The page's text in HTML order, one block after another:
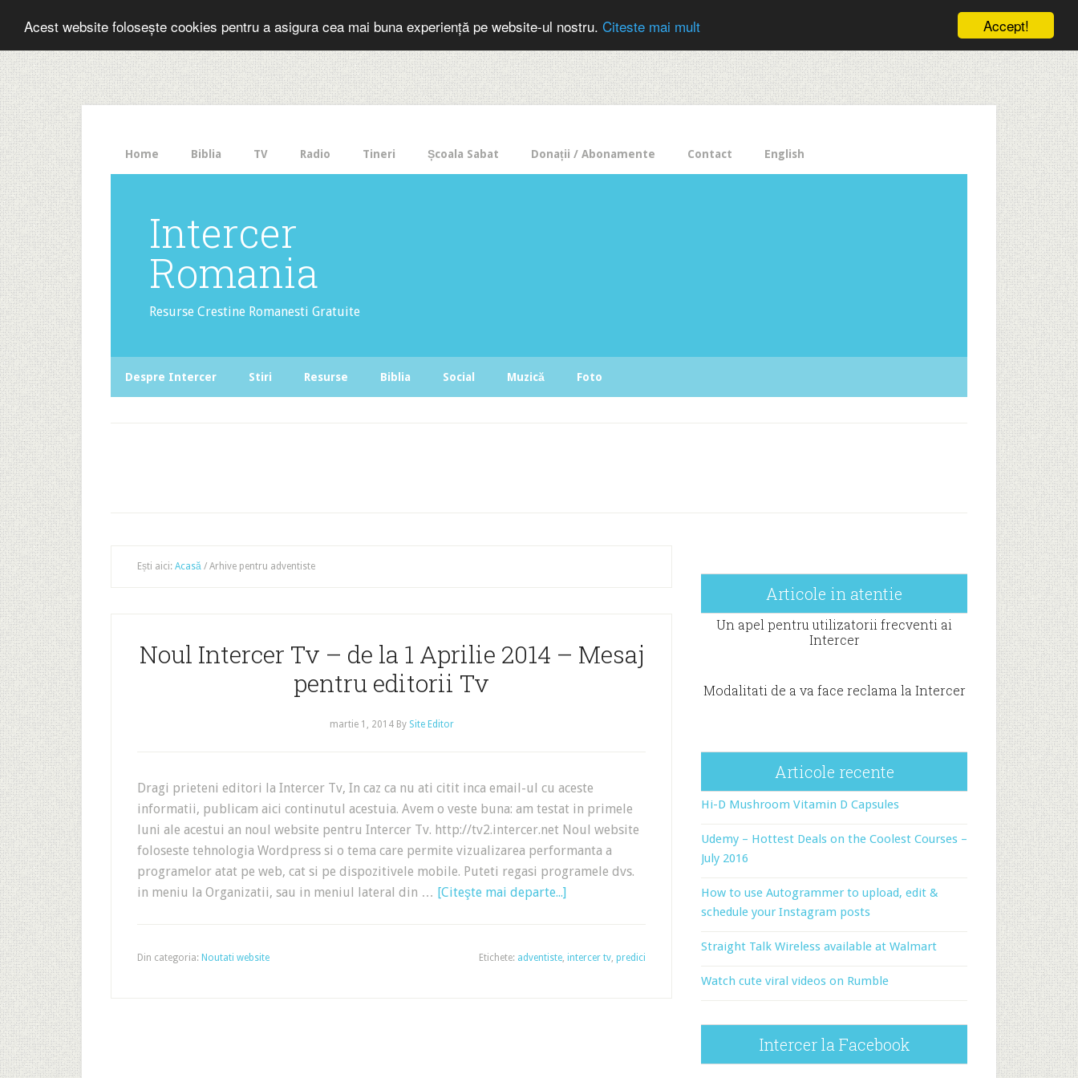
Accept!
Acest website folosește cookies pentru a asigura cea mai buna experiență pe website-ul nostru. Citeste mai mult
The
HelloBar
- a
little
bar
that
gets
noticed!
Home Biblia TV Radio Tineri Școala Sabat Donații / Abonamente Contact English
Intercer
Romania
Resurse Crestine Romanesti Gratuite
Despre Intercer Stiri Resurse Biblia Social Muzică Foto
Ești aici: Acasă / Arhive pentru adventiste
Noul Intercer Tv – de la 1 Aprilie 2014 – Mesaj
pentru editorii Tv
martie 1, 2014By Site Editor
Dragi prieteni editori la Intercer Tv, In caz ca nu ati citit inca email-ul cu aceste
informatii, publicam aici continutul acestuia. Avem o veste buna: am testat in primele
luni ale acestui an noul website pentru Intercer Tv. http://tv2.intercer.net Noul website
foloseste tehnologia Wordpress si o tema care permite vizualizarea performanta a
programelor atat pe web, cat si pe dispozitivele mobile. Puteti regasi programele dvs.
in meniu la Organizatii, sau in meniul lateral din … [Citeşte mai departe...]
Din categoria: Noutati website Etichete: adventiste, intercer tv, predici
Articole in atentie
Un apel pentru utilizatorii frecventi ai
Intercer
Modalitati de a va face reclama la Intercer
Articole recente
Hi-D Mushroom Vitamin D Capsules
Udemy – Hottest Deals on the Coolest Courses –
July 2016
How to use Autogrammer to upload, edit &
schedule your Instagram posts
Straight Talk Wireless available at Walmart
Watch cute viral videos on Rumble
Intercer la Facebook